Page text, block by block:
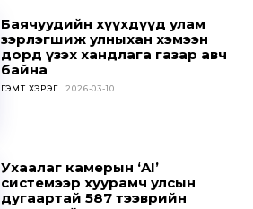
Баячуудийн хүүхдүүд улам
зэрлэгшиж улныхан хэмээн
дорд үзэх хандлага газар авч
байна
ГЭМТ ХЭРЭГ 2026-03-10
Ухаалаг камерын ‘AI’
системээр хуурамч улсын
дугаартай 587 тээврийн